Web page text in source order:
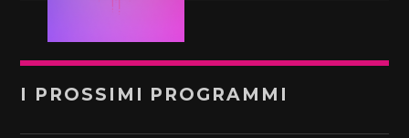
I PROSSIMI PROGRAMMI